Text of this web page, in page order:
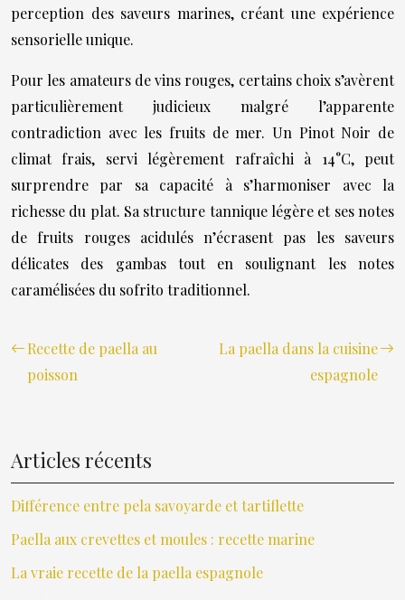
perception des saveurs marines, créant une expérience
sensorielle unique.
Pour les amateurs de vins rouges, certains choix s’avèrent
particulièrement judicieux malgré l’apparente
contradiction avec les fruits de mer. Un Pinot Noir de
climat frais, servi légèrement rafraîchi à 14°C, peut
surprendre par sa capacité à s’harmoniser avec la
richesse du plat. Sa structure tannique légère et ses notes
de fruits rouges acidulés n’écrasent pas les saveurs
délicates des gambas tout en soulignant les notes
caramélisées du sofrito traditionnel.
Recette de paella au
poisson
La paella dans la cuisine
espagnole
Articles récents
Différence entre pela savoyarde et tartiflette
Paella aux crevettes et moules : recette marine
La vraie recette de la paella espagnole